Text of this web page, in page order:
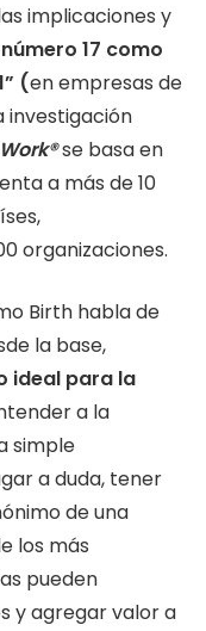
implicaciones y
número 17 como
(en empresas de
investigación
se basa en
a más de 10
organizaciones.
Birth habla de
la base,
ideal para la
a la
simple
a duda, tener
de una
los más
pueden
y agregar valor a